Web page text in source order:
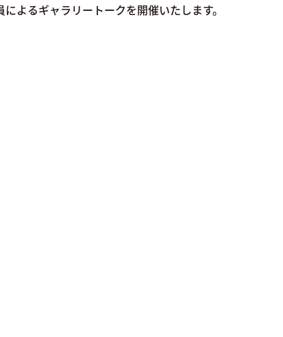
よるギャラリートークを開催いたします。